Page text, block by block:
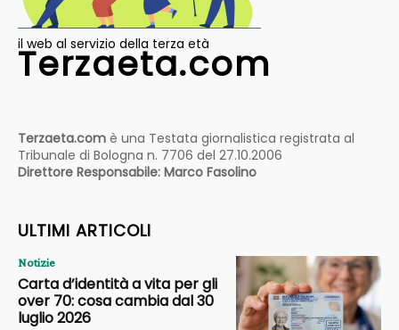
il web al servizio della terza età
Terzaeta.com
Terzaeta.com è una Testata giornalistica registrata al
Tribunale di Bologna n. 7706 del 27.10.2006
Direttore Responsabile: Marco Fasolino
ULTIMI ARTICOLI
Notizie
Carta d’identità a vita per gli
over 70: cosa cambia dal 30
luglio 2026